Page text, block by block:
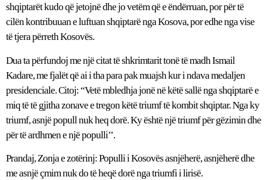
shqiptarët kudo që jetojnë dhe jo vetëm që e ëndërruan, por për të
cilën kontribuuan e luftuan shqiptarë nga Kosova, por edhe nga vise
të tjera përreth Kosovës.
Dua ta përfundoj me një citat të shkrimtarit tonë të madh Ismail
Kadare, me fjalët që ai i tha para pak muajsh kur i ndava medaljen
presidenciale. Citoj: “Vetë mbledhja jonë në këtë sallë nga shqiptarë e
miq të të gjitha zonave e tregon këtë triumf të kombit shqiptar. Nga ky
triumf, asnjë popull nuk heq dorë. Ky është një triumf për gëzimin dhe
për të ardhmen e një populli’’.
Prandaj, Zonja e zotërinj: Populli i Kosovës asnjëherë, asnjëherë dhe
me asnjë çmim nuk do të heqë dorë ngatriumfi i lirisë.